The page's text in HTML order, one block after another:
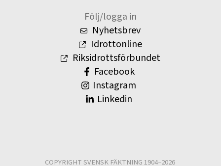
Följ/logga in
Nyhetsbrev
Idrottonline
Riksidrottsförbundet
Facebook
Instagram
Linkedin
COPYRIGHT SVENSK FÄKTNING 1904–2026